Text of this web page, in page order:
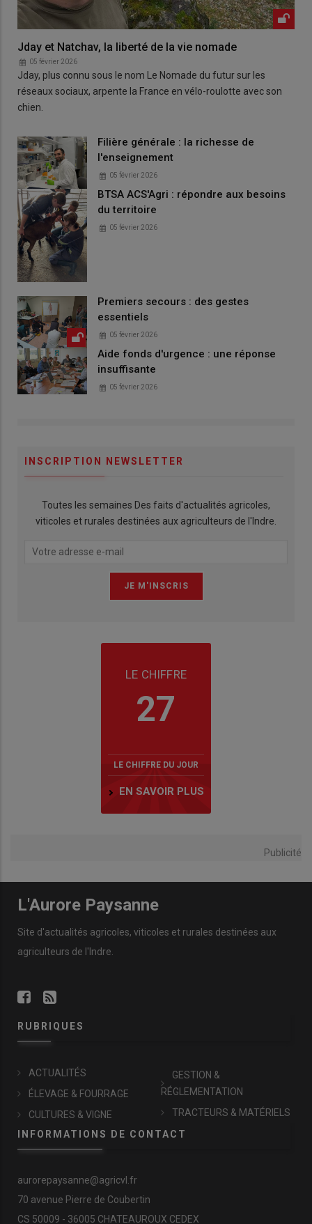
Jday et Natchav, la liberté de la vie nomade
05 février 2026
Jday, plus connu sous le nom Le Nomade du futur sur les
réseaux sociaux, arpente la France en vélo-roulotte avec son
chien.
Filière générale : la richesse de
l'enseignement
05 février 2026
BTSA ACS'Agri : répondre aux besoins
du territoire
05 février 2026
Premiers secours : des gestes
essentiels
05 février 2026
Aide fonds d'urgence : une réponse
insuffisante
05 février 2026
INSCRIPTION NEWSLETTER
Toutes les semaines Des faits d'actualités agricoles,
viticoles et rurales destinées aux agriculteurs de l'Indre.
LE CHIFFRE
27
LE CHIFFRE DU JOUR
EN SAVOIR PLUS
Publicité
L'Aurore Paysanne
Site d'actualités agricoles, viticoles et rurales destinées aux
agriculteurs de l'Indre.
RUBRIQUES
ACTUALITÉS
ÉLEVAGE & FOURRAGE
CULTURES & VIGNE
GESTION &
RÉGLEMENTATION
TRACTEURS & MATÉRIELS
INFORMATIONS DE CONTACT
aurorepaysanne@agricvl.fr
70 avenue Pierre de Coubertin
CS 50009 - 36005 CHATEAUROUX CEDEX